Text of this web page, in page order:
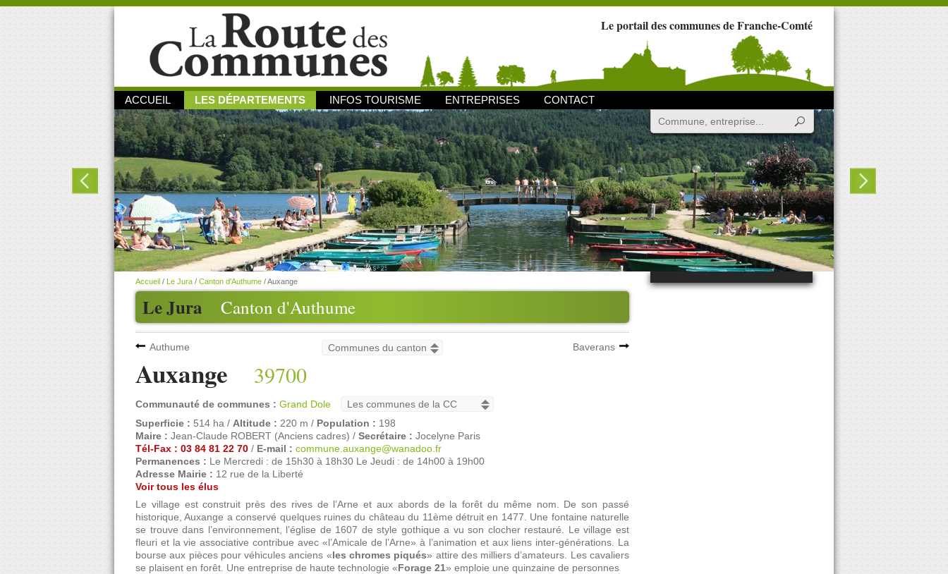
Le portail des communes de Franche-Comté
ACCUEIL LES DÉPARTEMENTS INFOS TOURISME ENTREPRISES CONTACT
Le Jura Canton d'Authume
Accueil / Le Jura / Canton d'Authume /Auxange
Authume Baverans
Auxange 39700
Communauté de communes : Grand Dole
Superficie : 514 ha / Altitude : 220 m / Population : 198
Maire : Jean-Claude ROBERT (Anciens cadres) / Secrétaire : Jocelyne Paris
Tél-Fax : 03 84 81 22 70 / E-mail : commune.auxange@wanadoo.fr
Permanences : Le Mercredi : de 15h30 à 18h30 Le Jeudi : de 14h00 à 19h00
Adresse Mairie : 12 rue de la Liberté
Voir tous les élus
Le village est construit près des rives de l’Arne et aux abords de la forêt du même nom. De son passé
historique, Auxange a conservé quelques ruines du château du 11ème détruit en 1477. Une fontaine naturelle
se trouve dans l’environnement, l’église de 1607 de style gothique a vu son clocher restauré. Le village est
fleuri et la vie associative contribue avec «l’Amicale de l’Arne» à l’animation et aux liens inter-générations. La
bourse aux pièces pour véhicules anciens «les chromes piqués» attire des milliers d’amateurs. Les cavaliers
se plaisent en forêt. Une entreprise de haute technologie «Forage 21» emploie une quinzaine de personnes